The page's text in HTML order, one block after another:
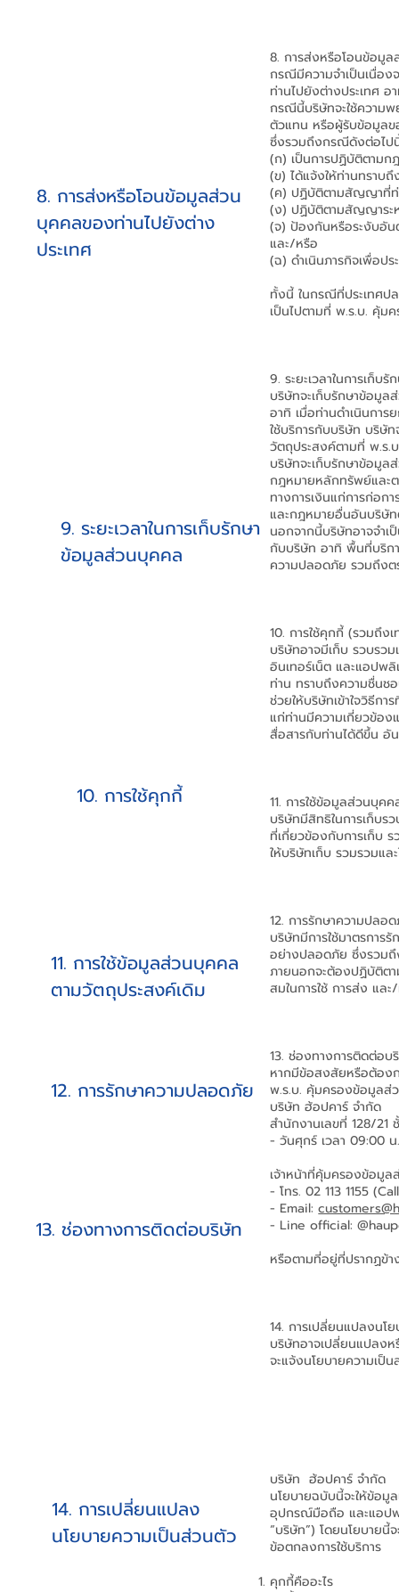
8. การส่งหรือโอนข้อมูลส่วน
บุคคลของท่านไปยังต่าง
ประเทศ
9. ระยะเวลาในการเก็บรักษา
ข้อมูลส่วนบุคคล
10. การใช้คุกกี้
11. การใช้ข้อมูลส่วนบุคคล
ตามวัตถุประสงค์เดิม
12. การรักษาความปลอดภัย
13. ช่องทางการติดต่อบริษัท
14. การเปลี่ยนแปลง
นโยบายความเป็นส่วนตัว
8. การส่งหรือโอนข้อมู
กรณีมีความจำเป็นเนื่อ
ท่านไปยังต่างประเทศ
กรณีนี้บริษัทจะใช้ความ
ตัวแทน หรือผู้รับข้อมูล
ซึ่งรวมถึงกรณีดังต่อไป
(ก) เป็นการปฏิบัติตาม
(ข) ได้แจ้งให้ท่านทราบ
(ค) ปฏิบัติตามสัญญาที่ท่
(ง) ปฏิบัติตามสัญญาระ
(จ) ป้องกันหรือระงับอัน
และ/หรือ
(ฉ) ดำเนินภารกิจเพื่อป
ทั้งนี้ ในกรณีที่ประเทศป
เป็นไปตามที่ พ.ร.บ. คุ้ม
9. ระยะเวลาในการเก็
บริษัทจะเก็บรักษาข้อมู
อาทิ เมื่อท่านดำเนินกา
ใช้บริการกับบริษัท บริษัท
วัตถุประสงค์ตามที่ พ.ร
บริษัทจะเก็บรักษาข้อมู
กฎหมายหลักทรัพย์และ
ทางการเงินแก่การก่อ
และกฎหมายอื่นอันบริษัท
นอกจากนี้บริษัทอาจจำ
กับบริษัท อาทิ พื้นที่บริก
ความปลอดภัย รวมถึง
10. การใช้คุกกี้ (รวมถึง
บริษัทอาจมีเก็บ รวบรวม
อินเทอร์เน็ต และแอปพ
ท่าน ทราบถึงความชื่นช
ช่วยให้บริษัทเข้าใจวิธีก
แก่ท่านมีความเกี่ยวข้อ
สื่อสารกับท่านได้ดีขึ้น อั
11. การใช้ข้อมูลส่วนบุค
บริษัทมีสิทธิในการเก็บ
ที่เกี่ยวข้องกับการเก็บ
ให้บริษัทเก็บ รวมรวมแ
12. การรักษาความปลอ
บริษัทมีการใช้มาตรการ
อย่างปลอดภัย ซึ่งรวมถึ
ภายนอกจะต้องปฏิบัติตา
สมในการใช้ การส่ง แล
13. ช่องทางการติดต่อ
หากมีข้อสงสัยหรือต้อง
พ.ร.บ. คุ้มครองข้อมูลส่
บริษัท ฮ้อปคาร์ จำกัด
สำนักงานเลขที่ 128/21
- วันศุกร์ เวลา 09:00
เจ้าหน้าที่คุ้มครองข้อมู
- โทร. 02 113 1155
- Email:
- Line official:
หรือตามที่อยู่ที่ปรากฏข้
14. การเปลี่ยนแปลงนโ
บริษัทอาจเปลี่ยนแปลง
จะแจ้งนโยบายความเ
บริษัท ฮ้อปคาร์ จำกัด
นโยบายฉบับนี้จะให้ข้อมู
อุปกรณ์มือถือ และแอปพ
“บริษัท”) โดยนโยบายนี้
ข้อตกลงการใช้บริการ
คุกกี้คืออะไร